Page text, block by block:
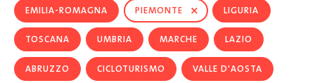
EMILIA-ROMAGNA PIEMONTE × LIGURIA
TOSCANA UMBRIA MARCHE LAZIO
ABRUZZO CICLOTURISMO VALLE D'AOSTA